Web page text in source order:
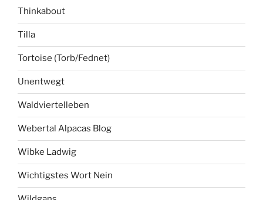
Thinkabout
Tilla
Tortoise (Torb/Fednet)
Unentwegt
Waldviertelleben
Webertal Alpacas Blog
Wibke Ladwig
Wichtigstes Wort Nein